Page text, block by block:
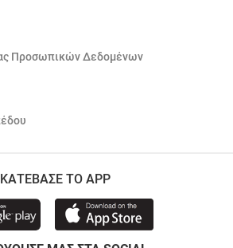
Προσωπικών Δεδομένων
ΚΑΤΕΒΑΣΕ ΤΟ APP